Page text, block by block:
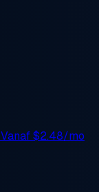
$2.48/mo